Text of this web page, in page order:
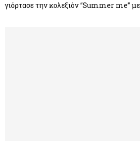
γιόρτασε την κολεξιόν “Summer me”